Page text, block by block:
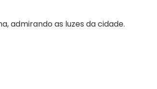
admirando as luzes da cidade.